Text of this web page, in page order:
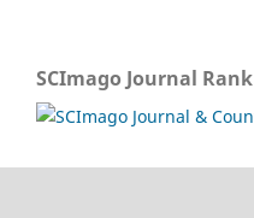
SCImago Journal Rank